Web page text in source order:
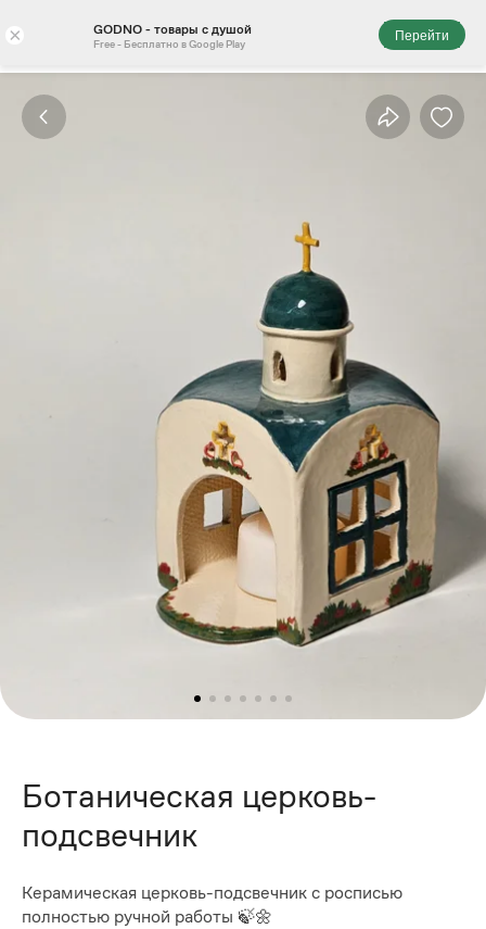
× GODNO - товары с душой
Free - Бесплатно в Google Play
Перейти
Ботаническая церковь-
подсвечник
Керамическая церковь-подсвечник с росписью
полностью ручной работы 🍃🌼